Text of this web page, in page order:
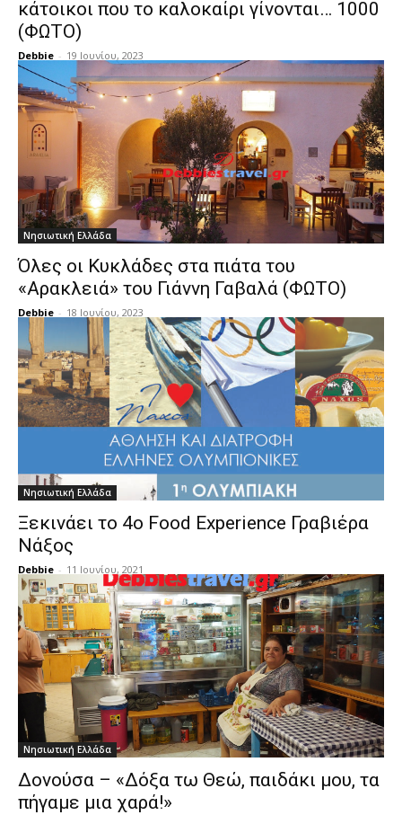
κάτοικοι που το καλοκαίρι γίνονται… 1000
(ΦΩΤΟ)
Debbie - 19 Ιουνίου, 2023
Νησιωτική Ελλάδα
Όλες οι Κυκλάδες στα πιάτα του
«Αρακλειά» του Γιάννη Γαβαλά (ΦΩΤΟ)
Debbie - 18 Ιουνίου, 2023
Νησιωτική Ελλάδα
Ξεκινάει το 4ο Food Experience Γραβιέρα
Νάξος
Debbie - 11 Ιουνίου, 2021
Νησιωτική Ελλάδα
Δονούσα – «Δόξα τω Θεώ, παιδάκι μου, τα
πήγαμε μια χαρά!»